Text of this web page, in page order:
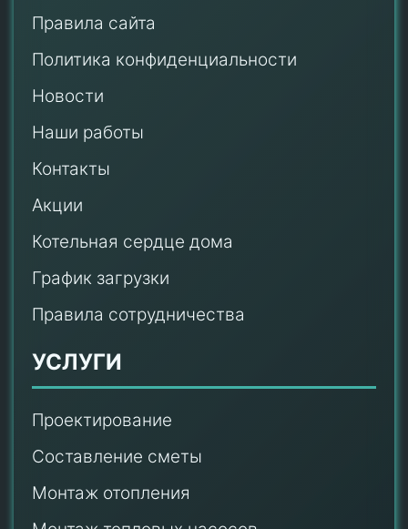
Правила сайта
Политика конфиденциальности
Новости
Наши работы
Контакты
Акции
Котельная сердце дома
График загрузки
Правила сотрудничества
УСЛУГИ
Проектирование
Составление сметы
Монтаж отопления